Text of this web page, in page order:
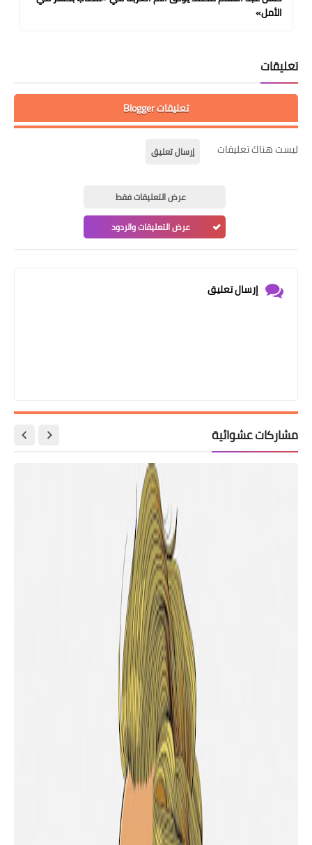
الأمل»
تعليقات
تعليقات Blogger
ليست هناك تعليقات إرسال تعليق
عرض التعليقات فقط
عرض التعليقات والردود
إرسال تعليق
مشاركات عشوائية